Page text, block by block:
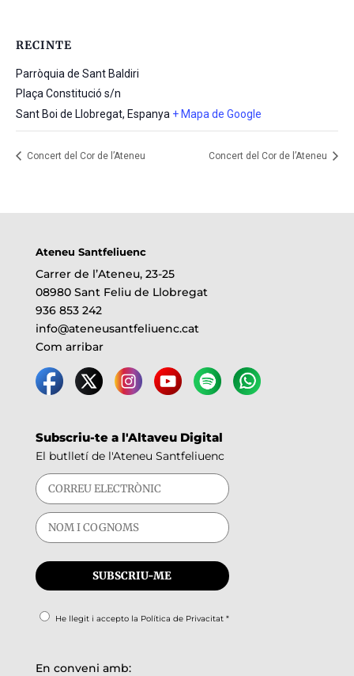
RECINTE
Parròquia de Sant Baldiri
Plaça Constitució s/n
Sant Boi de Llobregat, Espanya + Mapa de Google
Concert del Cor de l’Ateneu Concert del Cor de l’Ateneu
Ateneu Santfeliuenc
Carrer de l’Ateneu, 23-25
08980 Sant Feliu de Llobregat
936 853 242
info@ateneusantfeliuenc.cat
Com arribar
Subscriu-te a l'Altaveu Digital
El butlletí de l'Ateneu Santfeliuenc
He llegit i accepto la Política de Privacitat*
En conveni amb: